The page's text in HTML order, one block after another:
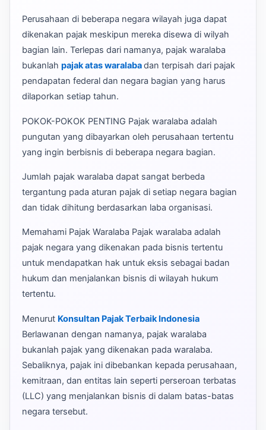
Perusahaan di beberapa negara wilayah juga dapat
dikenakan pajak meskipun mereka disewa di wilyah
bagian lain. Terlepas dari namanya, pajak waralaba
bukanlah pajak atas waralabadan terpisah dari pajak
pendapatan federal dan negara bagian yang harus
dilaporkan setiap tahun.
POKOK-POKOK PENTING Pajak waralaba adalah
pungutan yang dibayarkan oleh perusahaan tertentu
yang ingin berbisnis di beberapa negara bagian.
Jumlah pajak waralaba dapat sangat berbeda
tergantung pada aturan pajak di setiap negara bagian
dan tidak dihitung berdasarkan laba organisasi.
Memahami Pajak Waralaba Pajak waralaba adalah
pajak negara yang dikenakan pada bisnis tertentu
untuk mendapatkan hak untuk eksis sebagai badan
hukum dan menjalankan bisnis di wilayah hukum
tertentu.
Menurut Konsultan Pajak Terbaik Indonesia
Berlawanan dengan namanya, pajak waralaba
bukanlah pajak yang dikenakan pada waralaba.
Sebaliknya, pajak ini dibebankan kepada perusahaan,
kemitraan, dan entitas lain seperti perseroan terbatas
(LLC) yang menjalankan bisnis di dalam batas-batas
negara tersebut.